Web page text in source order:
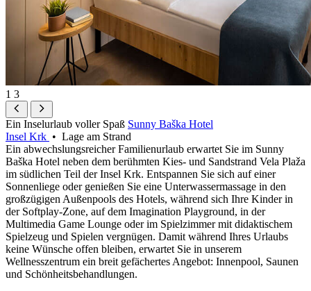
1 3
Ein Inselurlaub voller Spaß Sunny Baška Hotel
Insel Krk • Lage am Strand
Ein abwechslungsreicher Familienurlaub erwartet Sie im Sunny
Baška Hotel neben dem berühmten Kies- und Sandstrand Vela Plaža
im südlichen Teil der Insel Krk. Entspannen Sie sich auf einer
Sonnenliege oder genießen Sie eine Unterwassermassage in den
großzügigen Außenpools des Hotels, während sich Ihre Kinder in
der Softplay-Zone, auf dem Imagination Playground, in der
Multimedia Game Lounge oder im Spielzimmer mit didaktischem
Spielzeug und Spielen vergnügen. Damit während Ihres Urlaubs
keine Wünsche offen bleiben, erwartet Sie in unserem
Wellnesszentrum ein breit gefächertes Angebot: Innenpool, Saunen
und Schönheitsbehandlungen.